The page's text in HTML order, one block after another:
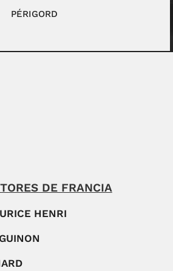
PÉRIGORD
DE FRANCIA
HENRI